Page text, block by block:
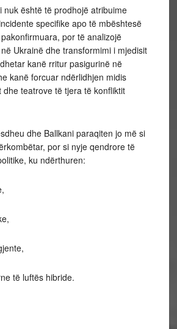
nuk është të prodhojë atribuime
specifike apo të mbështesë
por të analizojë
Ukrainë dhe transformimi i mjedisit
kanë rritur pasigurinë në
kanë forcuar ndërlidhjen midis
dhe teatrove të tjera të konfliktit
dhe Ballkani paraqiten jo më si
por si nyje qendrore të
ku ndërthuren:
të luftës hibride.